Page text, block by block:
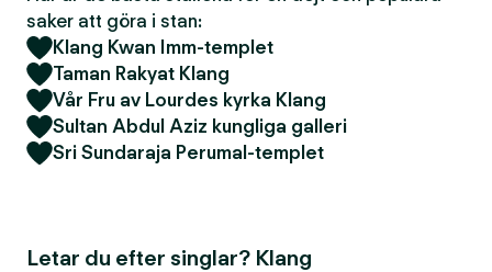
saker att göra i stan:
Klang Kwan Imm-templet
Taman Rakyat Klang
Vår Fru av Lourdes kyrka Klang
Sultan Abdul Aziz kungliga galleri
Sri Sundaraja Perumal-templet
Letar du efter singlar? Klang